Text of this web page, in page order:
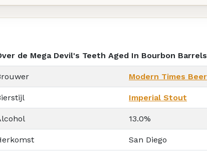
de Mega Devil's Teeth Aged In Bourbon
Modern Times Beer
Imperial Stout
13.0%
San Diego